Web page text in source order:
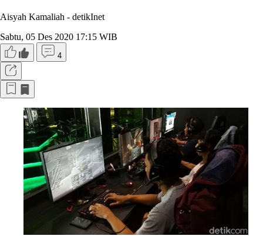
Aisyah Kamaliah - detikInet
Sabtu, 05 Des 2020 17:15 WIB
4